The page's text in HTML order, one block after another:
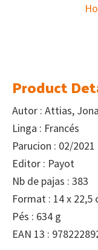
Product
Autor : Attias,
Linga : Francés
Parucion : 02/2021
Editor : Payot
Nb de pajas : 383
Format : 14 x 22,5
Pés : 634 g
EAN 13 :